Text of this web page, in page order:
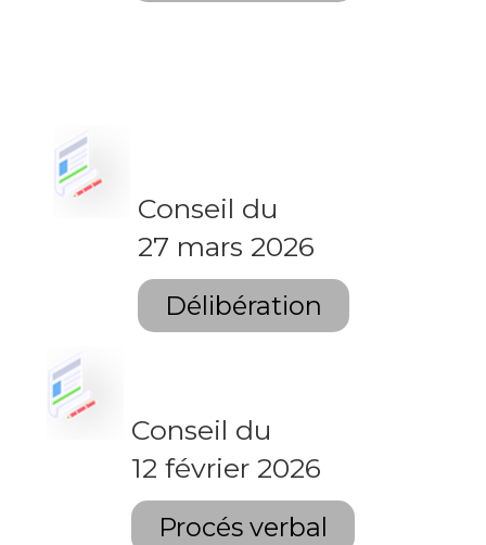
Conseil du
27 mars 2026
Délibération
Conseil du
12 février 2026
Procés verbal